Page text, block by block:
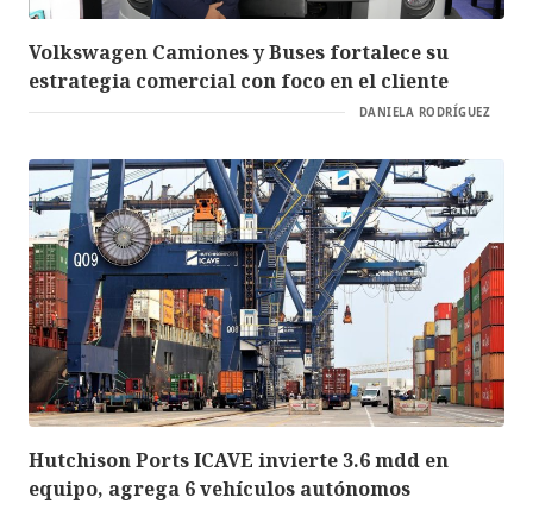
Volkswagen Camiones y Buses fortalece su
estrategia comercial con foco en el cliente
DANIELA RODRÍGUEZ
Hutchison Ports ICAVE invierte 3.6 mdd en
equipo, agrega 6 vehículos autónomos